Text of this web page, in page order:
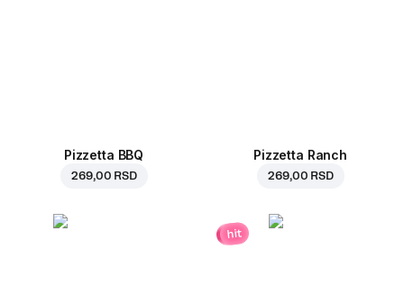
Pizzetta BBQ
269,00 RSD
Pizzetta Ranch
269,00 RSD
hit